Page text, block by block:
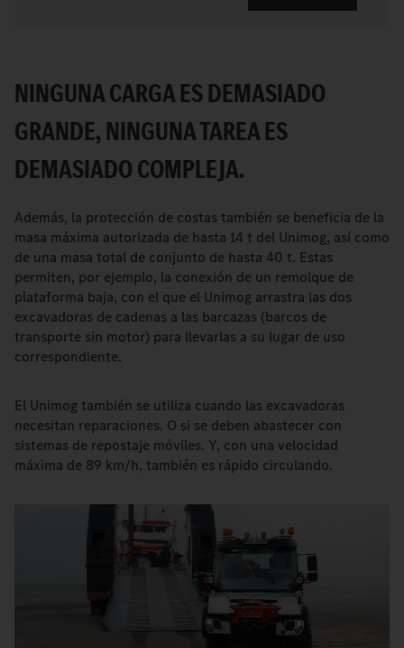
NINGUNA CARGA ES DEMASIADO
GRANDE, NINGUNA TAREA ES
DEMASIADO COMPLEJA.
Además, la protección de costas también se beneficia de la
masa máxima autorizada de hasta 14 t del Unimog, así como
de una masa total de conjunto de hasta 40 t. Estas
permiten, por ejemplo, la conexión de un remolque de
plataforma baja, con el que el Unimog arrastra las dos
excavadoras de cadenas a las barcazas (barcos de
transporte sin motor) para llevarlas a su lugar de uso
correspondiente.
El Unimog también se utiliza cuando las excavadoras
necesitan reparaciones. O si se deben abastecer con
sistemas de repostaje móviles. Y, con una velocidad
máxima de 89 km/h, también es rápido circulando.